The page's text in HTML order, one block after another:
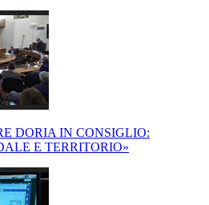
DORIA IN CONSIGLIO:
E TERRITORIO»